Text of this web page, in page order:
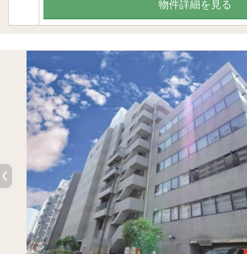
物件詳細を見る